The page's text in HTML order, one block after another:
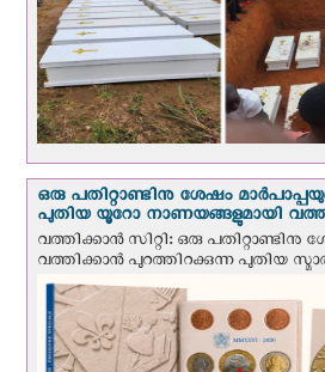
ഒരു പതിറ്റാണ്ടിനു ശേഷം
പുതിയ യൂറോ നാണയങ്ങളുമായി
വത്തിക്കാന്‍ സിറ്റി: ഒരു പതിറ്റാണ്ടിനു
വത്തിക്കാൻ പുറത്തിറക്കുന്ന പുതിയ